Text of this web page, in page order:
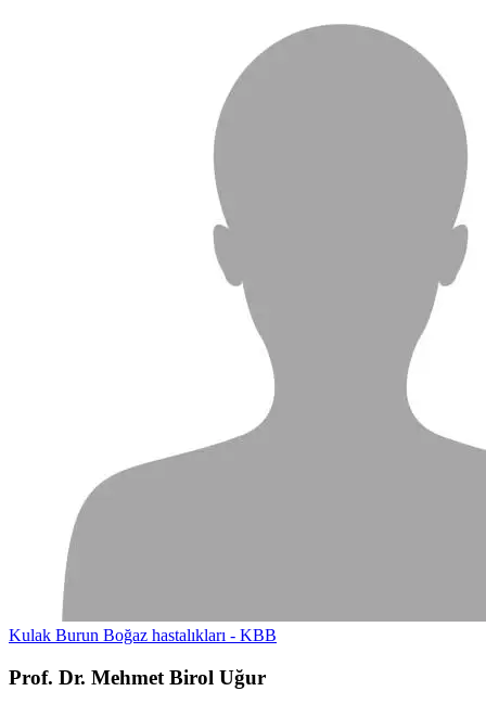
Kulak Burun Boğaz hastalıkları - KBB
Prof. Dr. Mehmet Birol Uğur